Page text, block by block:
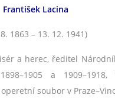
František Lacina
1863 – 13. 12. 1941)
a herec, ředitel
a 1909–1918,
soubor v